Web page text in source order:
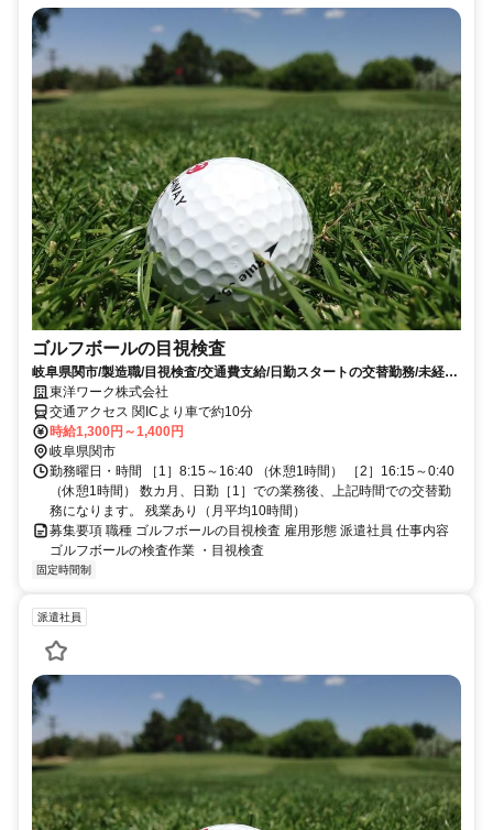
ゴルフボールの目視検査
岐阜県関市/製造職/目視検査/交通費支給/日勤スタートの交替勤務/未経験
者歓迎/経験・資格不問
東洋ワーク株式会社
交通アクセス 関ICより車で約10分
時給1,300円～1,400円
岐阜県関市
勤務曜日・時間 ［1］8:15～16:40 （休憩1時間） ［2］16:15～0:40
（休憩1時間） 数カ月、日勤［1］での業務後、上記時間での交替勤
務になります。 残業あり（月平均10時間）
募集要項 職種 ゴルフボールの目視検査 雇用形態 派遣社員 仕事内容
ゴルフボールの検査作業 ・目視検査
固定時間制
派遣社員